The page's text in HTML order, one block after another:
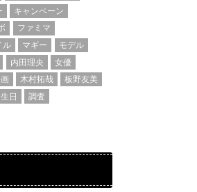
キャンペーン
ファミマ
ル マギー
モデル
内田理央
女優
木村拓哉
板野友美
日
調査